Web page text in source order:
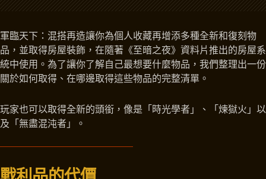
軍臨天下：混搭再造讓你為個人收藏再增添多種全新和復刻物
品，並取得房屋裝飾，在隨著《至暗之夜》資料片推出的房屋系
統中使用。為了讓你了解自己最想要什麼物品，我們整理出一份
關於如何取得、在哪邊取得這些物品的完整清單。
玩家也可以取得全新的頭銜，像是「時光學者」、「煉獄火」以
及「無盡混沌者」。